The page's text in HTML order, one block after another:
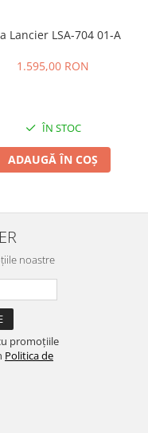
Lancier LSA-704 01-A
1.595,00 RON
ÎN STOC
ADAUGĂ ÎN COȘ
noastre
promoțiile
Politica de